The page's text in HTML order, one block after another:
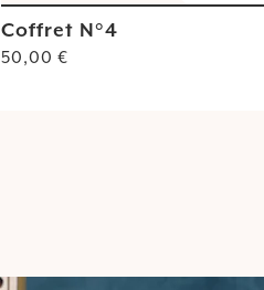
Coffret N°4
50,00 €